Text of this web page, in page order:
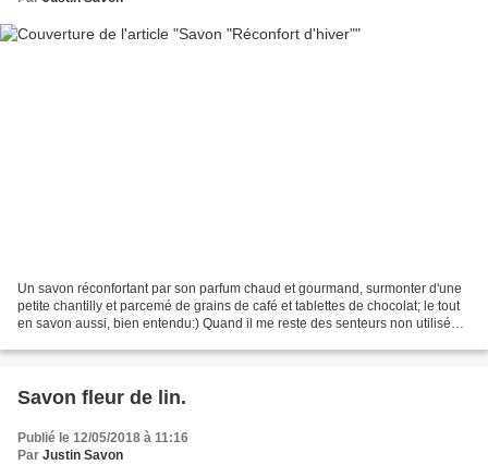
Un savon réconfortant par son parfum chaud et gourmand, surmonter d'une
petite chantilly et parcemé de grains de café et tablettes de chocolat; le tout
en savon aussi, bien entendu:) Quand il me reste des senteurs non utilisées,
Savon fleur de lin.
Publié le 12/05/2018 à 11:16
Par Justin Savon